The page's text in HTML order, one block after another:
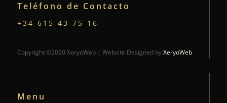
Teléfono de Contacto
+34 615 43 75 16
Copyright ©2020 XeryoWeb | Website Designed byXeryoWeb
Menu